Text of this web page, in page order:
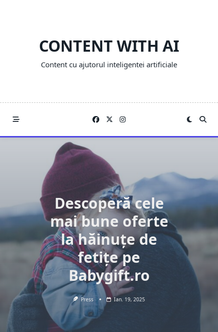
CONTENT WITH AI
Content cu ajutorul inteligentei artificiale
Descoperă cele
mai bune oferte
la hăinuțe de
fetițe pe
Babygift.ro
Press Ian. 19, 2025